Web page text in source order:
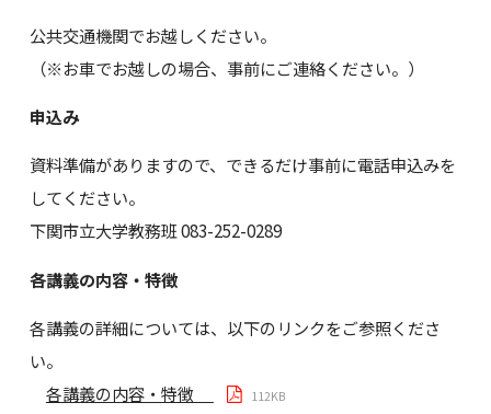
公共交通機関でお越しください。
（※お車でお越しの場合、事前にご連絡ください。）
申込み
資料準備がありますので、できるだけ事前に電話申込みを
してください。
下関市立大学教務班 083-252-0289
各講義の内容・特徴
各講義の詳細については、以下のリンクをご参照くださ
い。
各講義の内容・特徴
112KB